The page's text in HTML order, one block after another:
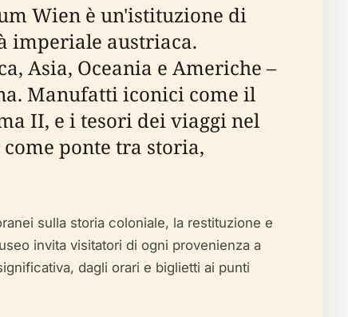
Wien è un'istituzione di
imperiale austriaca.
Asia, Oceania e Americhe –
Manufatti iconici come il
II, e i tesori dei viaggi nel
ponte tra storia,
sulla storia coloniale, la restituzione e
invita visitatori di ogni provenienza a
dagli orari e biglietti ai punti